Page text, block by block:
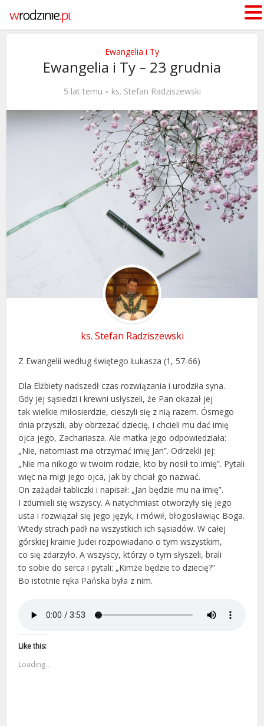
Ewangelia i Ty
Ewangelia i Ty – 23 grudnia
5 lat temu ks. Stefan Radziszewski
ks. Stefan Radziszewski
Z Ewangelii według świętego Łukasza (1, 57-66)
Dla Elżbiety nadszedł czas rozwiązania i urodziła syna.
Gdy jej sąsiedzi i krewni usłyszeli, że Pan okazał jej
tak wielkie miłosierdzie, cieszyli się z nią razem. Ósmego
dnia przyszli, aby obrzezać dziecię, i chcieli mu dać imię
ojca jego, Zachariasza. Ale matka jego odpowiedziała:
„Nie, natomiast ma otrzymać imię Jan”. Odrzekli jej:
„Nie ma nikogo w twoim rodzie, kto by nosił to imię”. Pytali
więc na migi jego ojca, jak by chciał go nazwać.
On zażądał tabliczki i napisał: „Jan będzie mu na imię”.
I zdumieli się wszyscy. A natychmiast otworzyły się jego
usta i rozwiązał się jego język, i mówił, błogosławiąc Boga.
Wtedy strach padł na wszystkich ich sąsiadów. W całej
górskiej krainie Judei rozpowiadano o tym wszystkim,
co się zdarzyło. A wszyscy, którzy o tym słyszeli, brali
to sobie do serca i pytali: „Kimże będzie to dziecię?”
Bo istotnie ręka Pańska była z nim.
Like this:
Loading...